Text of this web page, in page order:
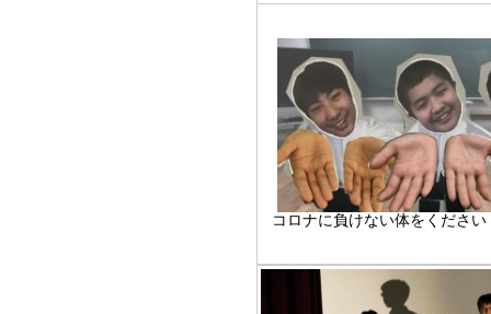
コロナに負けない体をください